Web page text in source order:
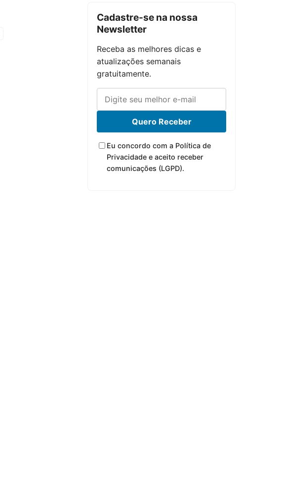
Cadastre-se na nossa
Newsletter
Receba as melhores dicas e
atualizações semanais
gratuitamente.
Quero Receber
Eu concordo com a Política de
Privacidade e aceito receber
comunicações (LGPD).